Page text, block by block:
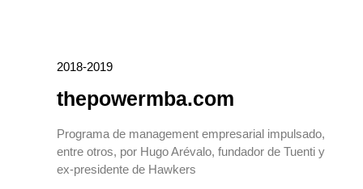
2018-2019
thepowermba.com
Programa de management empresarial impulsado,
entre otros, por Hugo Arévalo, fundador de Tuenti y
ex-presidente de Hawkers